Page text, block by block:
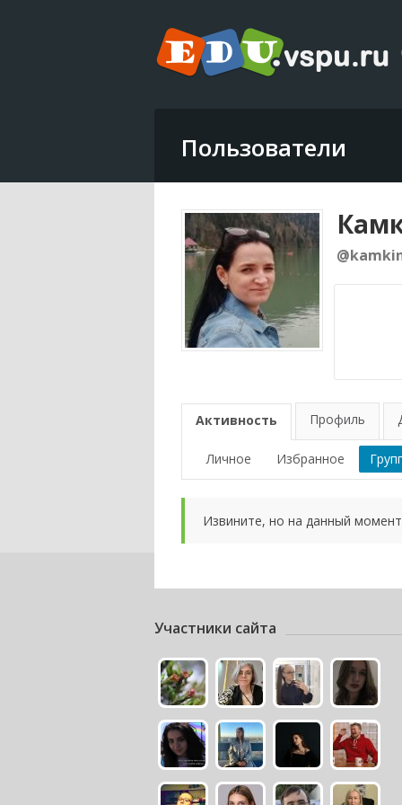
Пользователи
Активность Профиль
Личное Избранное
Извините, но на данный
Участники сайта